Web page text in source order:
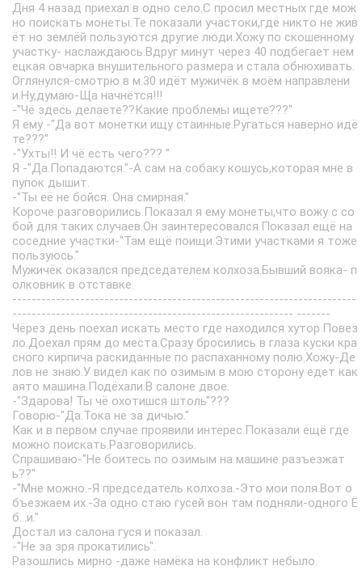
Дня 4 назад приехал в одно село.С просил местных где мож
но поискать монеты.Те показали участоки,где никто не жив
ёт но землёй пользуются другие люди.Хожу по скошенному
участку- наслаждаюсь.Вдруг минут через 40 подбегает нем
ецкая овчарка внушительного размера и стала обнюхивать.
Оглянулся-смотрю в м.30 идёт мужичёк в моём направлени
и.Ну,думаю-Ща начнётся!!!
-"Чё здесь делаете??Какие проблемы ищете???"
Я ему -"Да вот монетки ищу стаинные.Ругаться наверно идё
те???"
-"Ухты!! И чё есть чего??? "
Я -"Да.Попадаются."-А сам на собаку кошусь,которая мне в
пупок дышит.
-"Ты её не бойся. Она смирная."
Короче разговорились.Показал я ему монеты,что вожу с со
бой для таких случаев.Он заинтересовался.Показал ещё на
соседние участки-"Там ещё поищи.Этими участками я тоже
пользуюсь."
Мужичёк оказался председателем колхоза.Бывший вояка- п
олковник в отставке.
-----------------------------------------------------------------------
---------------------------------------------------------- -------
Чёрез день поехал искать место где находился хутор.Повез
ло.Доехал прям до места.Сразу бросились в глаза куски кра
сного кирпича раскиданные по распаханному полю.Хожу-Де
лов не знаю.У видел как по озимым в мою сторону едет как
аято машина.Подёхали.В салоне двое.
-"Здарова! Ты чё охотишся штоль"???
Говорю-"Да.Тока не за дичью."
Как и в первом случае проявили интерес.Показали ещё где
можно поискать.Разговорились.
Спрашиваю-"Не боитесь по озимым на машине разъезжат
ь??"
-"Мне можно.-Я председатель колхоза.-Это мои поля.Вот о
бъезжаем их.-За одно стаю гусей вон там подняли-одного Ё
б...и."
Достал из салона гуся и показал.
-"Не за зря прокатились".
Разошлись мирно -даже намёка на конфликт небыло.